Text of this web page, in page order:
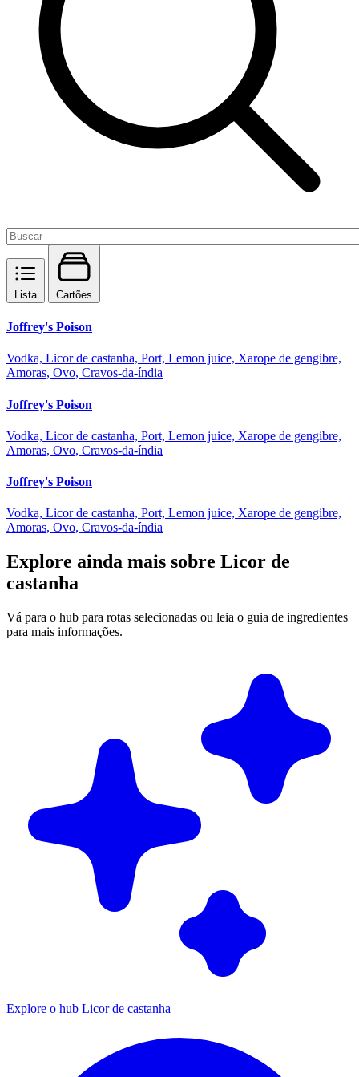
Lista Cartões
Joffrey's Poison
Vodka, Licor de castanha, Port, Lemon juice, Xarope de gengibre,
Amoras, Ovo, Cravos-da-índia
Joffrey's Poison
Vodka, Licor de castanha, Port, Lemon juice, Xarope de gengibre,
Amoras, Ovo, Cravos-da-índia
Joffrey's Poison
Vodka, Licor de castanha, Port, Lemon juice, Xarope de gengibre,
Amoras, Ovo, Cravos-da-índia
Explore ainda mais sobre Licor de
castanha
Vá para o hub para rotas selecionadas ou leia o guia de ingredientes
para mais informações.
Explore o hub Licor de castanha